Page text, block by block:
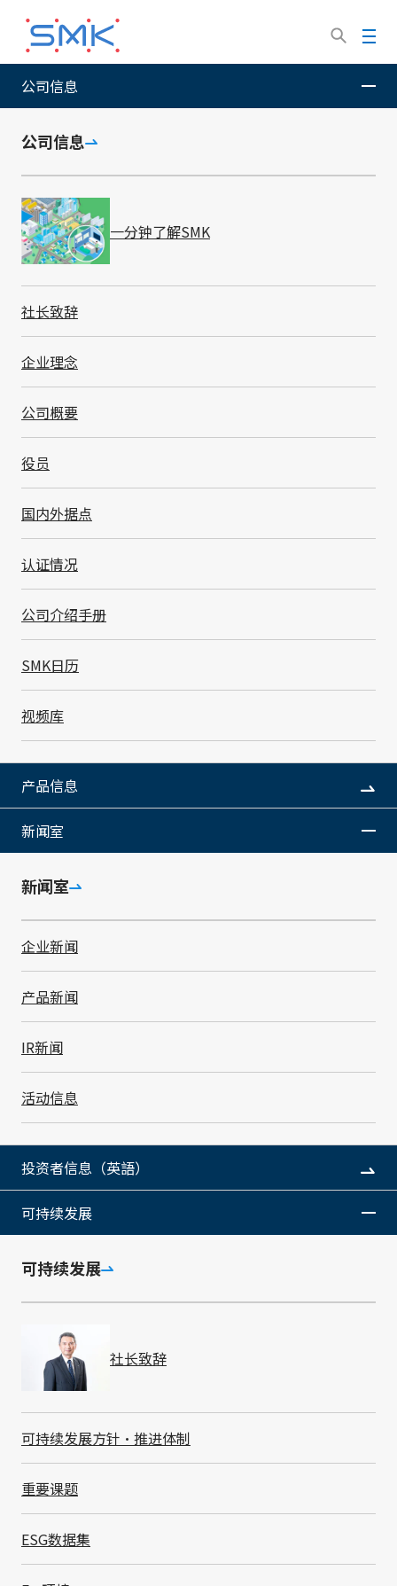
公司信息
公司信息
一分钟了解SMK
社长致辞
企业理念
公司概要
役员
国内外据点
认证情况
公司介绍手册
SMK日历
视频库
产品信息
新闻室
新闻室
企业新闻
产品新闻
IR新闻
活动信息
投资者信息（英語）
可持续发展
可持续发展
社长致辞
可持续发展方针・推进体制
重要课题
ESG数据集
SMK股份有限公司
个人信息保护政策
重要通知
请点击这里查看
的个人信息保护政策。
* 请阅读「SMK」为「SMK株式会社(日本)」。
请点击这里查看
U.S.A. 的个人信息保护政策。
*
请阅读「SMK」为「SMK株式会社(日本)」。
supp-web@smk.co.jp。
个人信息保护政策
SMK株式会社（以下简称“本公司”）充分认识到保护
个人信息的重要性，不仅要遵守有关处理个人信息的法律
法规，而且还规定了如下个人信息保护政策，并且寻求贯
彻落实到董事及员工，致力于保护和妥善处理个人信息。
1. 取得个人信息
本公司将通过合法及公平的手段取得个人信息。
2. 使用个人信息
本公司主营电子部件及电子机器的制造销售及其附带相关
的业务和房地产租赁及其附带相关的业务，所取得的个人
3. 管理个人信息
范。
人数据，本公司将建立个人信 息处理规程等，采取合理
的信息安全对策并妥善管理。
4. 个人信息的管理体制及组织
5. 应对咨询及投诉